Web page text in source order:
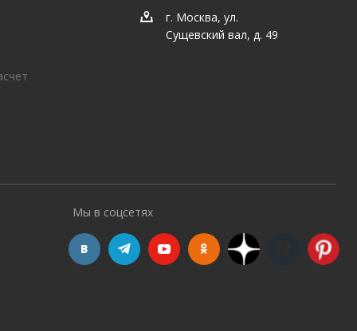
г. Москва, ул.
Сущевский вал, д. 49
Мы в соцсетях